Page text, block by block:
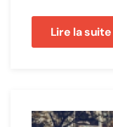
Lire la suite